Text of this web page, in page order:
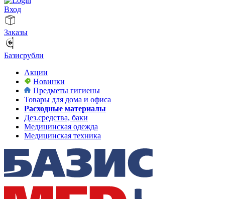
Вход
Заказы
Базисрубли
Акции
Новинки
Предметы гигиены
Товары для дома и офиса
Расходные материалы
Дез.средства, баки
Медицинская одежда
Медицинская техника